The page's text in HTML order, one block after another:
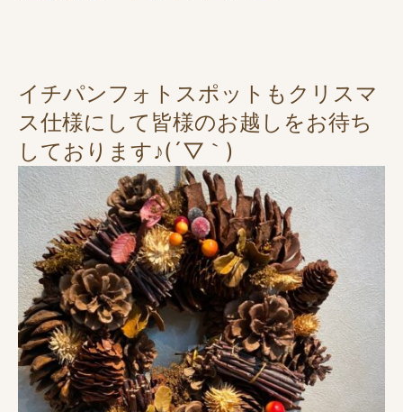
イチパンフォトスポットもクリスマ
ス仕様にして皆様のお越しをお待ち
しております♪(´▽｀)